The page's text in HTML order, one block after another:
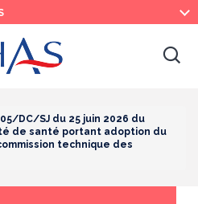
DC/SJ du 25 juin 2026 du
de santé portant adoption du
technique des